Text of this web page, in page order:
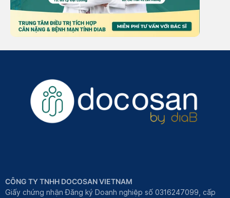
CÔNG TY TNHH DOCOSAN VIETNAM
Giấy chứng nhận Đăng ký Doanh nghiệp số 0316247099, cấp